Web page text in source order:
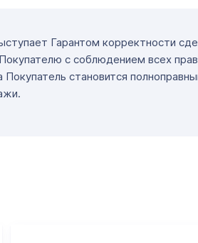
Гарантом корректности
с соблюдением всех
Покупатель становится